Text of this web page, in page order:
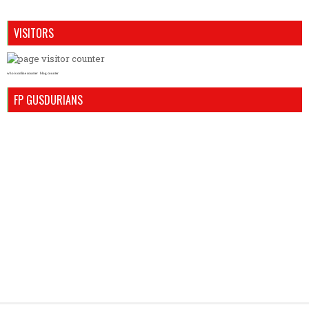
VISITORS
who is online counter blog counter
FP GUSDURIANS